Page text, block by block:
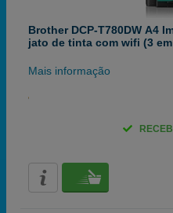
Brother DCP-T780DW A4
jato de tinta com wifi (3 em
Mais informação